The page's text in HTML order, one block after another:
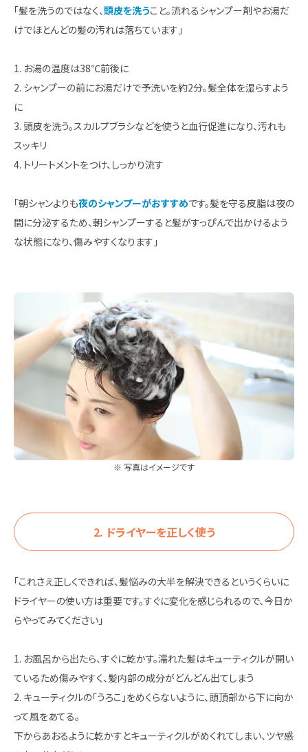
「髪を洗うのではなく、頭皮を洗うこと。流れるシャンプー剤やお湯だ
けでほとんどの髪の汚れは落ちています」
1. お湯の温度は38℃前後に
2. シャンプーの前にお湯だけで予洗いを約2分。髪全体を湿らすよう
に
3. 頭皮を洗う。スカルプブラシなどを使うと血行促進になり、汚れも
スッキリ
4. トリートメントをつけ、しっかり流す
「朝シャンよりも夜のシャンプーがおすすめです。髪を守る皮脂は夜の
間に分泌するため、朝シャンプーすると髪がすっぴんで出かけるよう
な状態になり、傷みやすくなります」
※ 写真はイメージです
2. ドライヤーを正しく使う
「これさえ正しくできれば、髪悩みの大半を解決できるというくらいに
ドライヤーの使い方は重要です。すぐに変化を感じられるので、今日か
らやってみてください」
1. お風呂から出たら、すぐに乾かす。濡れた髪はキューティクルが開い
ているため傷みやすく、髪内部の成分がどんどん出てしまう
2. キューティクルの「うろこ」をめくらないように、頭頂部から下に向か
って風をあてる。
下からあおるように乾かすとキューティクルがめくれてしまい、ツヤ感